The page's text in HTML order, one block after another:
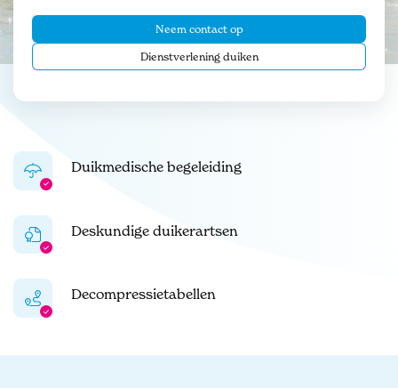
Neem contact op
Dienstverlening duiken
Duikmedische begeleiding
Deskundige duikerartsen
Decompressietabellen